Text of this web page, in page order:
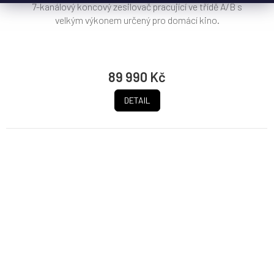
89 990 Kč
DETAIL
7-kanálový koncový zesilovač pracující ve třídě A/B s
velkým výkonem určený pro domácí kino.